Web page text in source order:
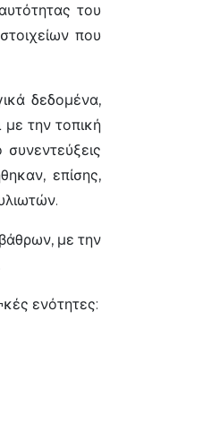
του
που
δεδομένα,
την τοπική
επίσης,
με την
ενότητες: